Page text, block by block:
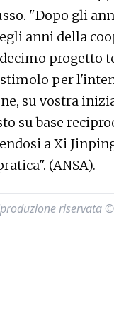
"Dopo gli
anni della
progetto
per
su vostra
su base
a Xi
(ANSA).
riservata